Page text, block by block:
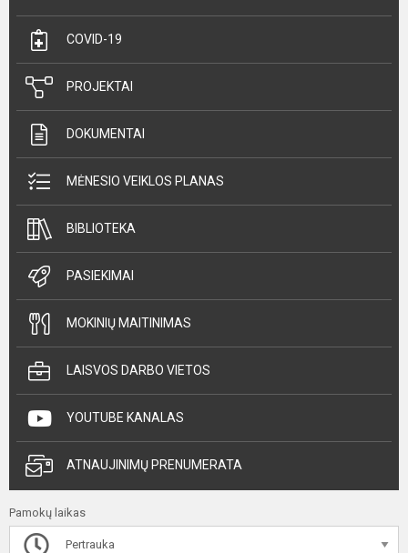
COVID-19
PROJEKTAI
DOKUMENTAI
MĖNESIO VEIKLOS PLANAS
BIBLIOTEKA
PASIEKIMAI
MOKINIŲ MAITINIMAS
LAISVOS DARBO VIETOS
YOUTUBE KANALAS
ATNAUJINIMŲ PRENUMERATA
Pamokų laikas
Pertrauka